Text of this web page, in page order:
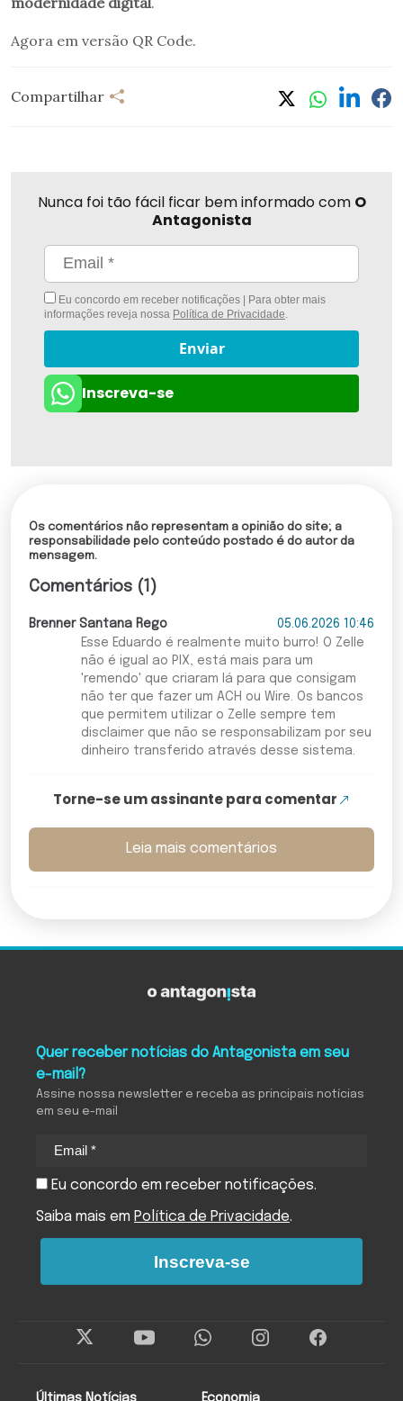
Agora em versão QR Code.
Compartilhar
Nunca foi tão fácil ficar bem informado com O
Antagonista
Eu concordo em receber notificações | Para obter mais
informações reveja nossa Política de Privacidade
Enviar
Inscreva-se
Os comentários não representam a opinião do site; a
responsabilidade pelo conteúdo postado é do autor da
mensagem.
Comentários (1)
Brenner Santana Rego
05.06.2026 10:46
Esse Eduardo é realmente muito burro! O Zelle
não é igual ao PIX, está mais para um
'remendo' que criaram lá para que consigam
não ter que fazer um ACH ou Wire. Os bancos
que permitem utilizar o Zelle sempre tem
disclaimer que não se responsabilizam por seu
dinheiro transferido através desse sistema.
Torne-se um assinante para comentar
Leia mais comentários
Últimas Notícias Economia
Quer receber notícias do Antagonista em seu
e-mail?
Assine nossa newsletter e receba as principais notícias
em seu e-mail
Eu concordo em receber notificações.
Saiba mais em Política de Privacidade.
Inscreva-se